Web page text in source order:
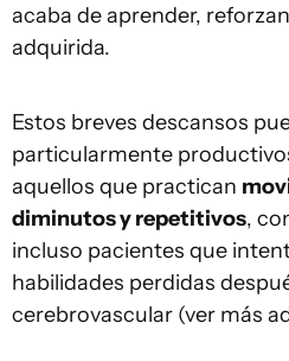
acaba de aprender,
adquirida.
Estos breves descansos
particularmente
aquellos que practican
diminutos y repetitivos,
incluso pacientes que
habilidades perdidas
cerebrovascular (ver más